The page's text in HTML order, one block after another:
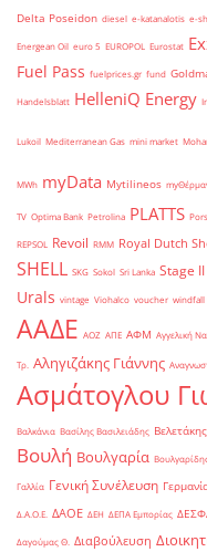
Delta Poseidon diesel e-katanalotis e-
Energean Oil euro 5 EUROPOL Eurostat
Fuel Pass fuelprices.gr fund
Handelsblatt HelleniQ Energy
Lukoil Mediterranean Gas mini market
MWh myData Mytilineos
TV Optima Bank Petrolina PLATTS
REPSOL Revoil RMM Royal Dutch
SHELL SKG Sokol Sri Lanka Stage II
Urals vintage Viohalco voucher windfall
ΑΑΔΕ ΑΟΖ ΑΠΕ ΑΦΜ Αγγελική
Τρ. Αληγιζάκης Γιάννης
Ασμάτογλου
Βαλκάνια Βασίλης Βασιλειάδης
Βουλή Βουλγαρία
Γαλλία Γενική Συνέλευση
Δ.Α.Ο.Ε. ΔΑΟΕ ΔΕΗ ΔΕΠΑ Εμπορίας
Δαγούμας Θ. Διαβούλευση